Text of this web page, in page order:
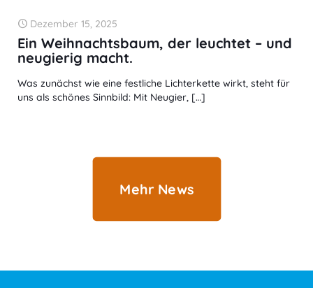
Dezember 15, 2025
Ein Weihnachtsbaum, der leuchtet – und
neugierig macht.
Was zunächst wie eine festliche Lichterkette wirkt, steht für
uns als schönes Sinnbild: Mit Neugier, […]
Mehr News